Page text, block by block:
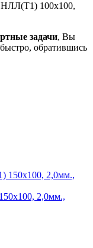
100х100,
задачи, Вы
быстро, обратившись
2,0мм.,